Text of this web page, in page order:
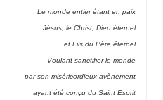
Le monde entier étant en paix
Jésus, le Christ, Dieu éternel
et Fils du Père éternel
Voulant sanctifier le monde
par son miséricordieux avènement
ayant été conçu du Saint Esprit